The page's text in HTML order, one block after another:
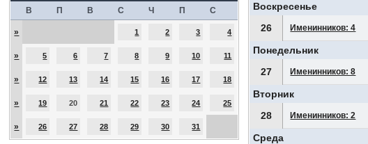
В П В С Ч П С
» 1 2 3 4
» 5 6 7 8 9 10 11
» 12 13 14 15 16 17 18
» 19 20 21 22 23 24 25
» 26 27 28 29 30 31
Воскресенье
26
Именинников: 4
Понедельник
27
Именинников: 8
Вторник
28
Именинников: 2
Среда